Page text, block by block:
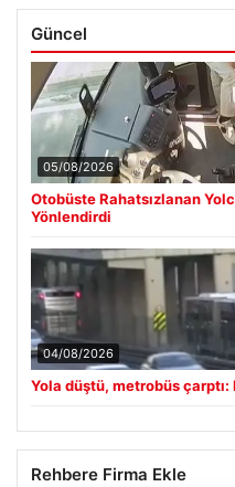
Güncel
05/08/2026
Otobüste Rahatsızlanan
Yönlendirdi
04/08/2026
Yola düştü, metrobüs çarptı:
Rehbere Firma Ekle